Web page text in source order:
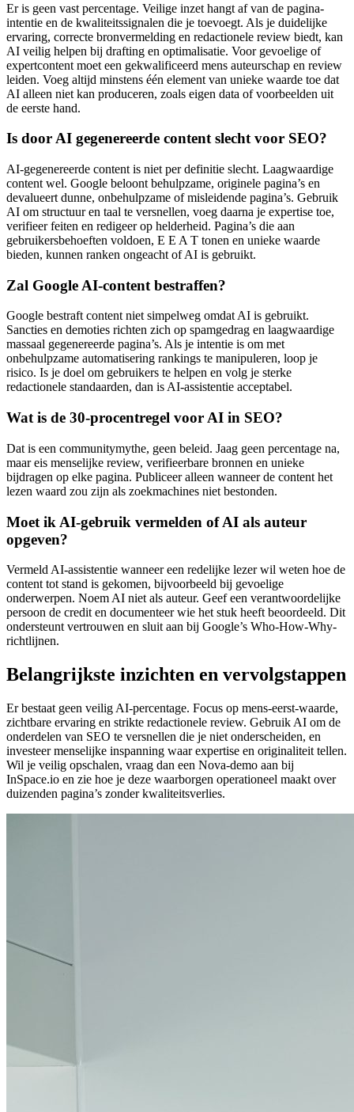
Er is geen vast percentage. Veilige inzet hangt af van de pagina-
intentie en de kwaliteitssignalen die je toevoegt. Als je duidelijke
ervaring, correcte bronvermelding en redactionele review biedt, kan
AI veilig helpen bij drafting en optimalisatie. Voor gevoelige of
expertcontent moet een gekwalificeerd mens auteurschap en review
leiden. Voeg altijd minstens één element van unieke waarde toe dat
AI alleen niet kan produceren, zoals eigen data of voorbeelden uit
de eerste hand.
Is door AI gegenereerde content slecht voor SEO?
AI-gegenereerde content is niet per definitie slecht. Laagwaardige
content wel. Google beloont behulpzame, originele pagina’s en
devalueert dunne, onbehulpzame of misleidende pagina’s. Gebruik
AI om structuur en taal te versnellen, voeg daarna je expertise toe,
verifieer feiten en redigeer op helderheid. Pagina’s die aan
gebruikersbehoeften voldoen, E E A T tonen en unieke waarde
bieden, kunnen ranken ongeacht of AI is gebruikt.
Zal Google AI-content bestraffen?
Google bestraft content niet simpelweg omdat AI is gebruikt.
Sancties en demoties richten zich op spamgedrag en laagwaardige
massaal gegenereerde pagina’s. Als je intentie is om met
onbehulpzame automatisering rankings te manipuleren, loop je
risico. Is je doel om gebruikers te helpen en volg je sterke
redactionele standaarden, dan is AI-assistentie acceptabel.
Wat is de 30-procentregel voor AI in SEO?
Dat is een communitymythe, geen beleid. Jaag geen percentage na,
maar eis menselijke review, verifieerbare bronnen en unieke
bijdragen op elke pagina. Publiceer alleen wanneer de content het
lezen waard zou zijn als zoekmachines niet bestonden.
Moet ik AI-gebruik vermelden of AI als auteur
opgeven?
Vermeld AI-assistentie wanneer een redelijke lezer wil weten hoe de
content tot stand is gekomen, bijvoorbeeld bij gevoelige
onderwerpen. Noem AI niet als auteur. Geef een verantwoordelijke
persoon de credit en documenteer wie het stuk heeft beoordeeld. Dit
ondersteunt vertrouwen en sluit aan bij Google’s Who-How-Why-
richtlijnen.
Belangrijkste inzichten en vervolgstappen
Er bestaat geen veilig AI-percentage. Focus op mens-eerst-waarde,
zichtbare ervaring en strikte redactionele review. Gebruik AI om de
onderdelen van SEO te versnellen die je niet onderscheiden, en
investeer menselijke inspanning waar expertise en originaliteit tellen.
Wil je veilig opschalen, vraag dan een Nova-demo aan bij
InSpace.io en zie hoe je deze waarborgen operationeel maakt over
duizenden pagina’s zonder kwaliteitsverlies.